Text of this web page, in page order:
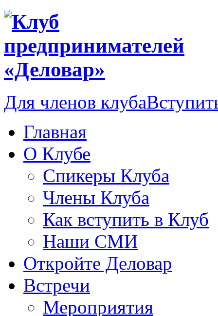
Для членов клуба
Главная
О Клубе
Спикеры Клуба
Члены Клуба
Как вступить в Клуб
Наши СМИ
Откройте Деловар
Встречи
Мероприятия